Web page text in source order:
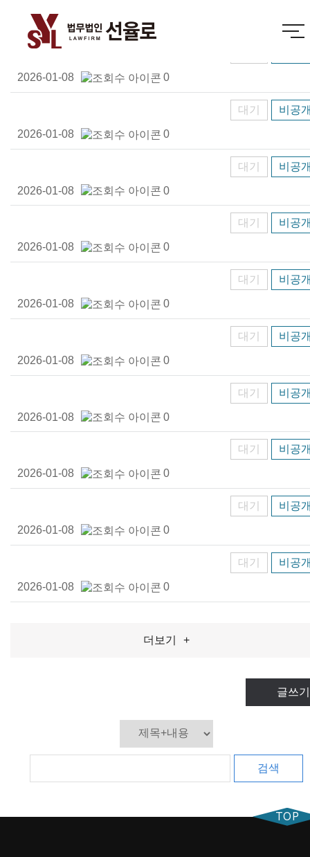
2026-01-08 0
대기 비공
2026-01-08 0
대기 비공
2026-01-08 0
대기 비공
2026-01-08 0
대기 비공
2026-01-08 0
대기 비공
2026-01-08 0
대기 비공
2026-01-08 0
대기 비공
2026-01-08 0
대기 비공
2026-01-08 0
대기 비공
2026-01-08 0
더보기 +
글쓰기
검색
TOP